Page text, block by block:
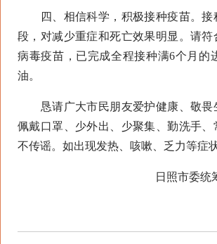
四、相信科学，积极接种疫苗。接
段，对减少重症和死亡效果明显。请
病毒疫苗，已完成全程接种满6个月的
油。
恳请广大市民朋友爱护健康、敬畏
佩戴口罩、少外出、少聚集、勤洗手
不传谣。如出现发热、咳嗽、乏力等症
日照市委统